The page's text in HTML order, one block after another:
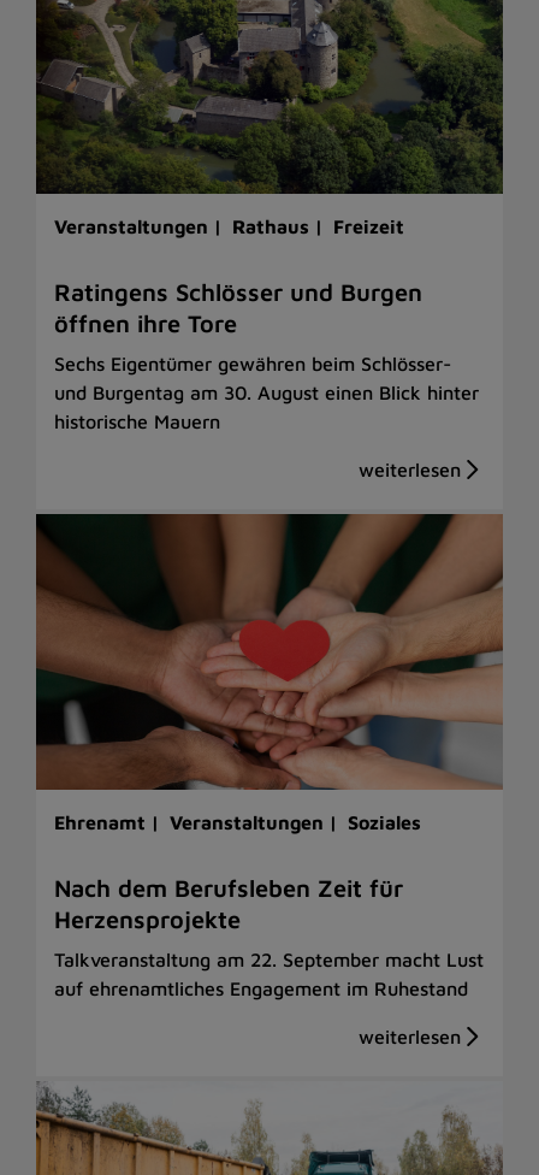
Veranstaltungen | Rathaus | Freizeit
Ratingens Schlösser und Burgen
öffnen ihre Tore
Sechs Eigentümer gewähren beim Schlösser-
und Burgentag am 30. August einen Blick hinter
historische Mauern
Ehrenamt | Veranstaltungen | Soziales
Nach dem Berufsleben Zeit für
Herzensprojekte
Talkveranstaltung am 22. September macht Lust
auf ehrenamtliches Engagement im Ruhestand